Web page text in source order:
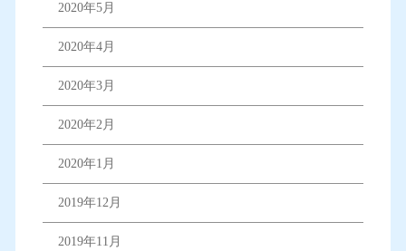
2020年5月
2020年4月
2020年3月
2020年2月
2020年1月
2019年12月
2019年11月